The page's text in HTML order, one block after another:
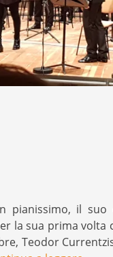
pianissimo, il
la sua prima volta
Teodor